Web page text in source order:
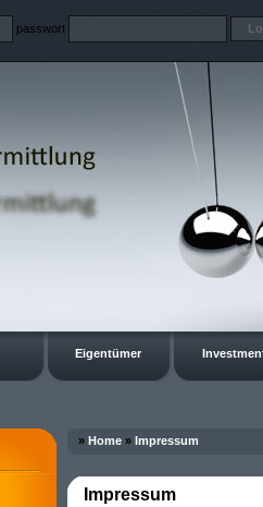
passwort
Eigentümer
» Home » Impressum
Impressum